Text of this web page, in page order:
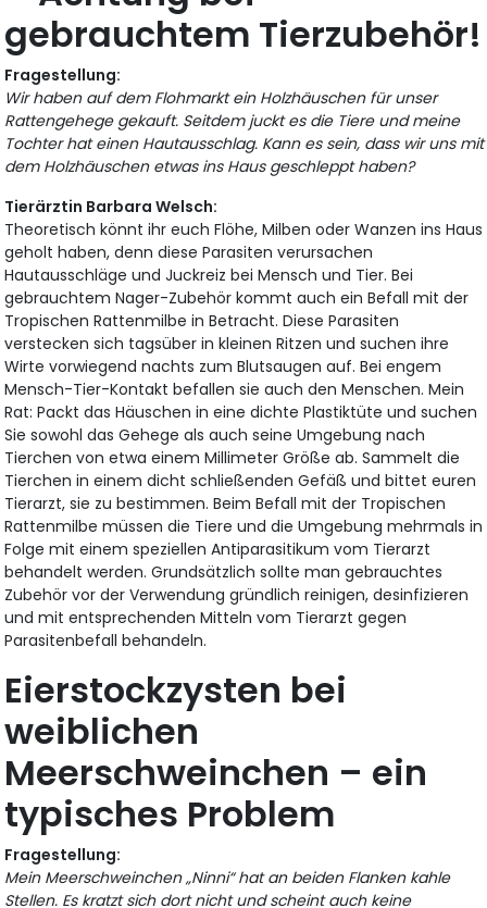
gebrauchtem Tierzubehör!
Fragestellung:
Wir haben auf dem Flohmarkt ein Holzhäuschen für unser
Rattengehege gekauft. Seitdem juckt es die Tiere und meine
Tochter hat einen Hautausschlag. Kann es sein, dass wir uns mit
dem Holzhäuschen etwas ins Haus geschleppt haben?
Tierärztin Barbara Welsch:
Theoretisch könnt ihr euch Flöhe, Milben oder Wanzen ins Haus
geholt haben, denn diese Parasiten verursachen
Hautausschläge und Juckreiz bei Mensch und Tier. Bei
gebrauchtem Nager-Zubehör kommt auch ein Befall mit der
Tropischen Rattenmilbe in Betracht. Diese Parasiten
verstecken sich tagsüber in kleinen Ritzen und suchen ihre
Wirte vorwiegend nachts zum Blutsaugen auf. Bei engem
Mensch-Tier-Kontakt befallen sie auch den Menschen. Mein
Rat: Packt das Häuschen in eine dichte Plastiktüte und suchen
Sie sowohl das Gehege als auch seine Umgebung nach
Tierchen von etwa einem Millimeter Größe ab. Sammelt die
Tierchen in einem dicht schließenden Gefäß und bittet euren
Tierarzt, sie zu bestimmen. Beim Befall mit der Tropischen
Rattenmilbe müssen die Tiere und die Umgebung mehrmals in
Folge mit einem speziellen Antiparasitikum vom Tierarzt
behandelt werden. Grundsätzlich sollte man gebrauchtes
Zubehör vor der Verwendung gründlich reinigen, desinfizieren
und mit entsprechenden Mitteln vom Tierarzt gegen
Parasitenbefall behandeln.
Eierstockzysten bei
weiblichen
Meerschweinchen – ein
typisches Problem
Fragestellung:
Mein Meerschweinchen „Ninni“ hat an beiden Flanken kahle
Stellen. Es kratzt sich dort nicht und scheint auch keine